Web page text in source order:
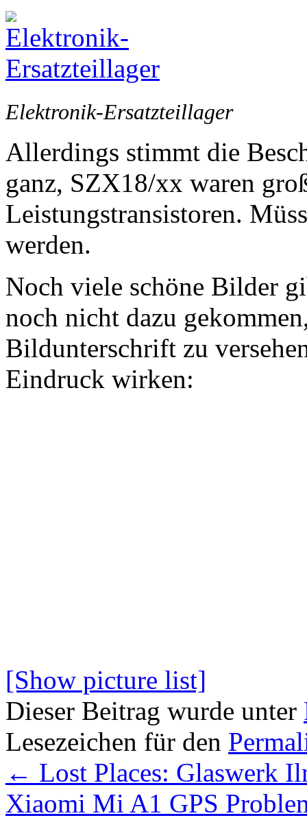
Elektronik-Ersatzteillager
Allerdings stimmt die
ganz, SZX18/xx waren
Leistungstransistoren.
werden.
Noch viele schöne Bilder
noch nicht dazu
Bildunterschrift zu
Eindruck wirken:
[Show picture list]
Dieser Beitrag wurde unter
Lesezeichen für den
← Lost Places: Glaswerk
Xiaomi Mi A1 GPS